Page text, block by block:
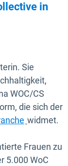
in
Sie
WOC/CS
die sich der
widmet.
Frauen zu
5.000 WoC